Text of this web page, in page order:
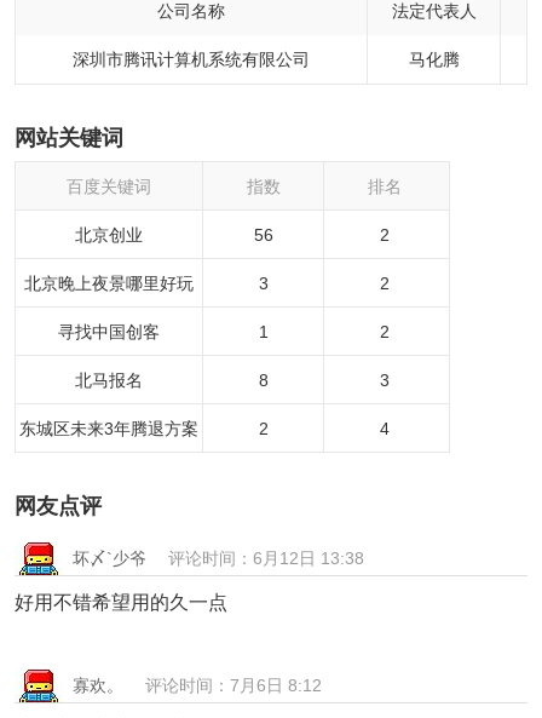
公司名称 法定代表人
深圳市腾讯计算机系统有限公司 马化腾
网站关键词
百度关键词 指数 排名
北京创业 56 2
北京晚上夜景哪里好玩 3 2
寻找中国创客 1 2
北马报名 8 3
东城区未来3年腾退方案 2 4
网友点评
坏〆`少爷 评论时间：6月12日 13:38
好用不错希望用的久一点
寡欢。 评论时间：7月6日 8:12